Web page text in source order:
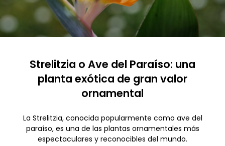
Strelitzia o Ave del Paraíso: una
planta exótica de gran valor
ornamental
La Strelitzia, conocida popularmente como ave del
paraíso, es una de las plantas ornamentales más
espectaculares y reconocibles del mundo.